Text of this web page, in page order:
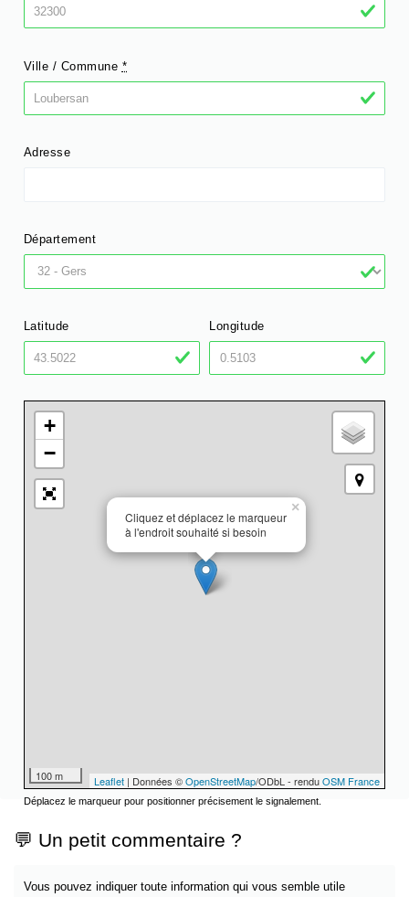
Ville / Commune *
Adresse
Département
Latitude Longitude
Cliquez et déplacez le marqueur
à l'endroit souhaité si besoin
×
+
−
100 m Leaflet | Données ©OpenStreetMap/ODbL - renduOSM France
Déplacez le marqueur pour positionner précisement le signalement.
💬 Un petit commentaire ?
Vous pouvez indiquer toute information qui vous semble utile